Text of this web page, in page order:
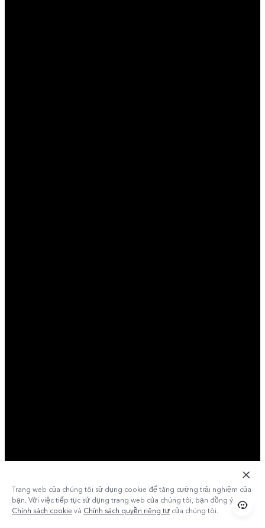
Trang web của chúng tôi sử dụng cookie để tăng cường trải nghiệm của
bạn. Với việc tiếp tục sử dụng trang web của chúng tôi, bạn đồng ý với
Chính sách cookie và Chính sách quyền riêng tư của chúng tôi.